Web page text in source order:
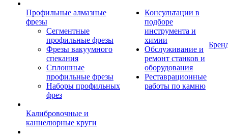
Профильные алмазные
фрезы
Сегментные
профильные фрезы
Фрезы вакуумного
спекания
Сплошные
профильные фрезы
Наборы профильных
фрез
Калибровочные и
каннелюрные круги
Консультации в
подборе
инструмента и
химии
Обслуживание и
ремонт станков и
оборудования
Реставрационные
работы по камню